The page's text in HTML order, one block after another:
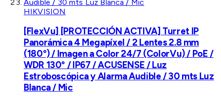
HIKVISION
[FlexVu] [PROTECCIÓN ACTIVA] Turret IP
Panorámica 4 Megapíxel / 2 Lentes 2.8 mm
(180°) / Imagen a Color 24/7 (ColorVu) / PoE /
WDR 130° / IP67 / ACUSENSE / Luz
Estroboscópica y Alarma Audible / 30 mts Luz
Blanca / Mic